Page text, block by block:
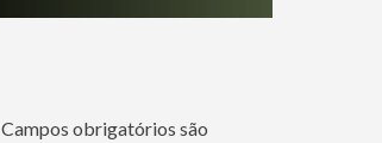
Campos obrigatórios são